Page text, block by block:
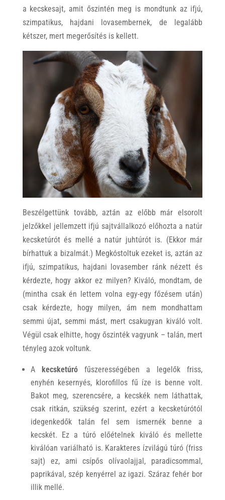
a kecskesajt, amit őszintén meg is mondtunk az ifjú,
szimpatikus, hajdani lovasembernek, de legalább
kétszer, mert megerősítés is kellett.
Beszélgettünk tovább, aztán az előbb már elsorolt
jelzőkkel jellemzett ifjú sajtvállalkozó előhozta a natúr
kecsketúrót és mellé a natúr juhtúrót is. (Ekkor már
bírhattuk a bizalmát.) Megkóstoltuk ezeket is, aztán az
ifjú, szimpatikus, hajdani lovasember ránk nézett és
kérdezte, hogy akkor ez milyen? Kiváló, mondtam, de
(mintha csak én lettem volna egy-egy főzésem után)
csak kérdezte, hogy milyen, ám nem mondhattam
semmi újat, semmi mást, mert csakugyan kiváló volt.
Végül csak elhitte, hogy őszinték vagyunk – talán, mert
tényleg azok voltunk.
A kecsketúró fűszerességében a legelők friss,
enyhén kesernyés, klorofillos fű íze is benne volt.
Bakot meg, szerencsére, a kecskék nem láthattak,
csak ritkán, szükség szerint, ezért a kecsketúrótól
idegenkedők talán fel sem ismernék benne a
kecskét. Ez a túró előételnek kiváló és mellette
kiválóan variálható is. Karakteres ízvilágú túró (friss
sajt) ez, ami csípős olívaolajjal, paradicsommal,
paprikával, szép kenyérrel az igazi. Száraz fehér bor
illik mellé.